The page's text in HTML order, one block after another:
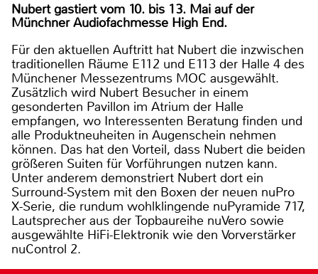
Nubert gastiert vom 10. bis 13. Mai auf der
Münchner Audiofachmesse High End.
Für den aktuellen Auftritt hat Nubert die inzwischen
traditionellen Räume E112 und E113 der Halle 4 des
Münchener Messezentrums MOC ausgewählt.
Zusätzlich wird Nubert Besucher in einem
gesonderten Pavillon im Atrium der Halle
empfangen, wo Interessenten Beratung finden und
alle Produktneuheiten in Augenschein nehmen
können. Das hat den Vorteil, dass Nubert die beiden
größeren Suiten für Vorführungen nutzen kann.
Unter anderem demonstriert Nubert dort ein
Surround-System mit den Boxen der neuen nuPro
X-Serie, die rundum wohlklingende nuPyramide 717,
Lautsprecher aus der Topbaureihe nuVero sowie
ausgewählte HiFi-Elektronik wie den Vorverstärker
nuControl 2.